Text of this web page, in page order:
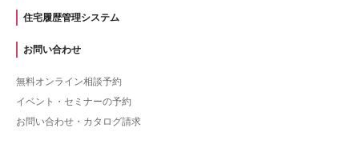
住宅履歴管理システム
お問い合わせ
無料オンライン相談予約
イベント・セミナーの予約
お問い合わせ・カタログ請求